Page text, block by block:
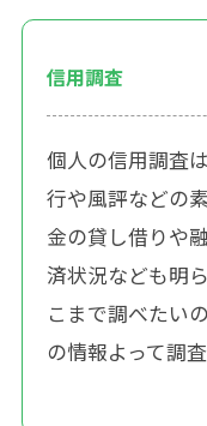
信用調査
個人の信用調査
行や風評などの
金の貸し借りや
済状況なども明
こまで調べたい
の情報よって調